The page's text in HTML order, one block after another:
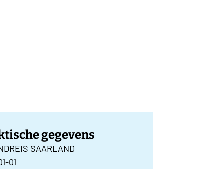
gegevens
SAARLAND
01